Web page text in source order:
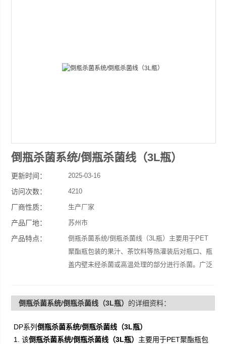
倒瓶杀菌系统/倒瓶杀菌线（3L瓶）
更新时间： 2025-03-16
访问次数： 4210
厂商性质： 生产厂家
产品厂地： 苏州市
产品特点：
倒瓶杀菌系统/倒瓶杀菌线（3L瓶）主要用于PET
聚酯瓶包装的果汁、茶饮料等热灌装后对瓶口、瓶
盖内壁未经杀菌或高温处理的部分进行杀菌。广泛
倒瓶杀菌系统/倒瓶杀菌线（3L瓶） 的详细资料：
DP系列倒瓶杀菌系统/倒瓶杀菌线（3L瓶）
1. 该倒瓶杀菌系统/倒瓶杀菌线（3L瓶） 主要用于PET聚酯瓶包